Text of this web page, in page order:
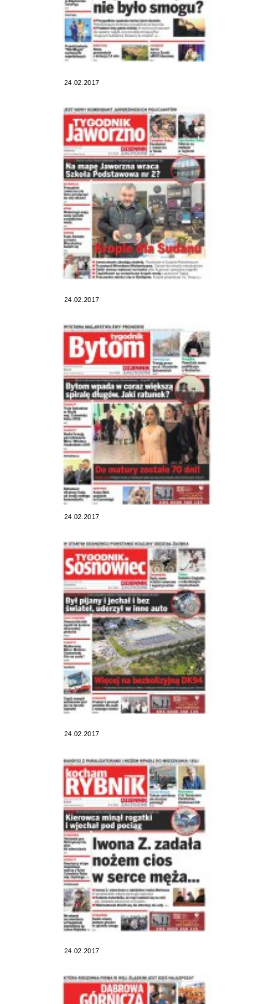
24.02.2017
24.02.2017
24.02.2017
24.02.2017
24.02.2017